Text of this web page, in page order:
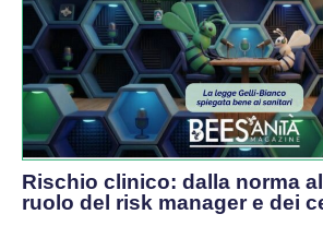
Rischio clinico: dalla norma
ruolo del risk manager e dei